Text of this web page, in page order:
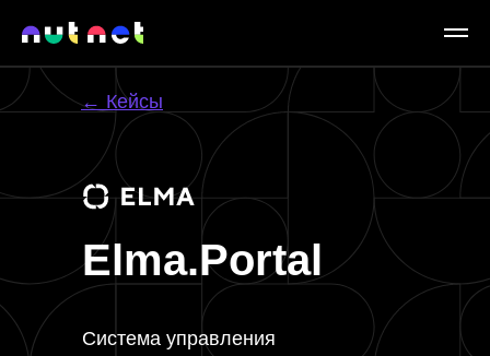
Elma.Portal
Система управления
← Кейсы